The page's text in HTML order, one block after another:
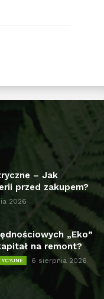
– Jak
przed zakupem?
2026
„Eko”
na remont?
6 sierpnia 2026